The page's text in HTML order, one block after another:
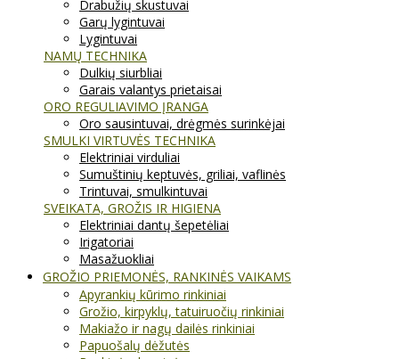
Drabužių skustuvai
Garų lygintuvai
Lygintuvai
NAMŲ TECHNIKA
Dulkių siurbliai
Garais valantys prietaisai
ORO REGULIAVIMO ĮRANGA
Oro sausintuvai, drėgmės surinkėjai
SMULKI VIRTUVĖS TECHNIKA
Elektriniai virduliai
Sumuštinių keptuvės, griliai, vaflinės
Trintuvai, smulkintuvai
SVEIKATA, GROŽIS IR HIGIENA
Elektriniai dantų šepetėliai
Irigatoriai
Masažuokliai
GROŽIO PRIEMONĖS, RANKINĖS VAIKAMS
Apyrankių kūrimo rinkiniai
Grožio, kirpyklų, tatuiruočių rinkiniai
Makiažo ir nagų dailės rinkiniai
Papuošalų dėžutės